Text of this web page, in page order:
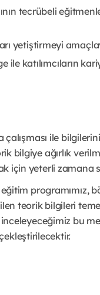
tecrübeli
yetiştirmeyi
katılımcıların
ile
bilgiye ağırlık
için yeterli zamana
eğitim
teorik bilgileri
bu